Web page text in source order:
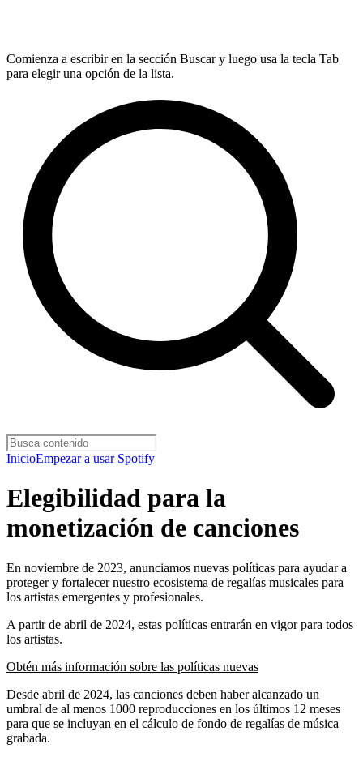
Comienza a escribir en la sección Buscar y luego usa la tecla Tab
para elegir una opción de la lista.
InicioEmpezar a usar Spotify
Elegibilidad para la
monetización de canciones
En noviembre de 2023, anunciamos nuevas políticas para ayudar a
proteger y fortalecer nuestro ecosistema de regalías musicales para
los artistas emergentes y profesionales.
A partir de abril de 2024, estas políticas entrarán en vigor para todos
los artistas.
Obtén más información sobre las políticas nuevas
Desde abril de 2024, las canciones deben haber alcanzado un
umbral de al menos 1000 reproducciones en los últimos 12 meses
para que se incluyan en el cálculo de fondo de regalías de música
grabada.